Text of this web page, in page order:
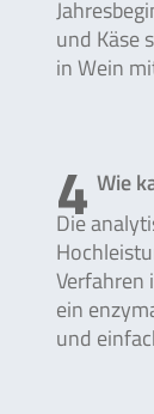
und Käse
in Wein
4 Wie
Die
Verfahren
ein
und